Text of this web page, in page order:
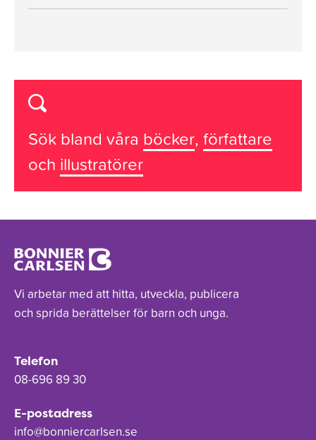
Sök bland våra böcker, författare
och illustratörer
Vi arbetar med att hitta, utveckla, publicera
och sprida berättelser för barn och unga.
Telefon
08-696 89 30
E-postadress
info@bonniercarlsen.se